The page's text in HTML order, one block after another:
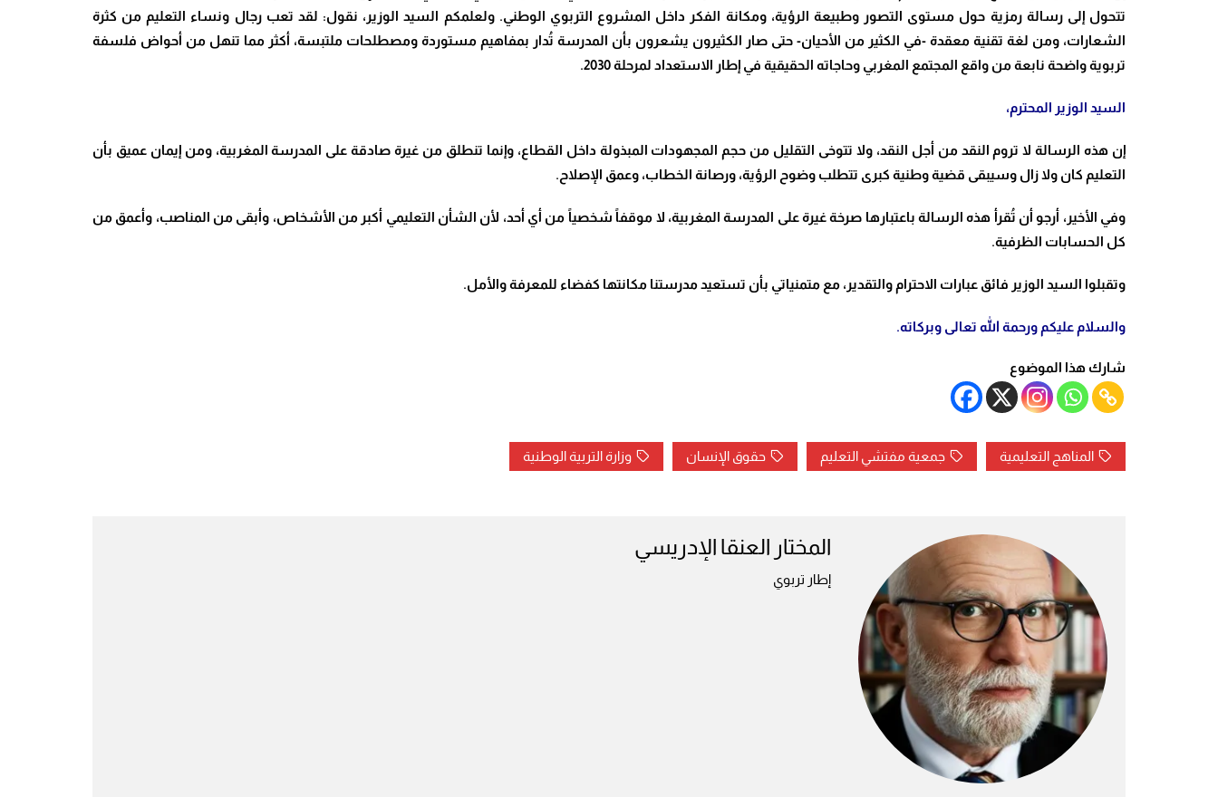
تتحول إلى رسالة رمزية حول مستوى التصور وطبيعة الرؤية، ومكانة الفكر داخل المشروع التربوي الوطني. ولعلمكم السيد الوزير، نقول: لقد تعب رجال ونساء التعليم من كثرة
الشعارات، ومن لغة تقنية معقدة -في الكثير من الأحيان- حتى صار الكثيرون يشعرون بأن المدرسة تُدار بمفاهيم مستوردة ومصطلحات ملتبسة، أكثر مما تنهل من أحواض فلسفة
تربوية واضحة نابعة من واقع المجتمع المغربي وحاجاته الحقيقية في إطار الاستعداد لمرحلة 2030.
السيد الوزير المحترم،
إن هذه الرسالة لا تروم النقد من أجل النقد، ولا تتوخى التقليل من حجم المجهودات المبذولة داخل القطاع، وإنما تنطلق من غيرة صادقة على المدرسة المغربية، ومن إيمان عميق بأن
التعليم كان ولا زال وسيبقى قضية وطنية كبرى تتطلب وضوح الرؤية، ورصانة الخطاب، وعمق الإصلاح.
وفي الأخير، أرجو أن تُقرأ هذه الرسالة باعتبارها صرخة غيرة على المدرسة المغربية، لا موقفاً شخصياً من أي أحد، لأن الشأن التعليمي أكبر من الأشخاص، وأبقى من المناصب، وأعمق من
كل الحسابات الظرفية.
وتقبلوا السيد الوزير فائق عبارات الاحترام والتقدير، مع متمنياتي بأن تستعيد مدرستنا مكانتها كفضاء للمعرفة والأمل.
والسلام عليكم ورحمة الله تعالى وبركاته.
شارك هذا الموضوع
المناهج التعليمية جمعية مفتشي التعليم حقوق الإنسان وزارة التربية الوطنية
المختار العنقا الإدريسي
إطار تربوي